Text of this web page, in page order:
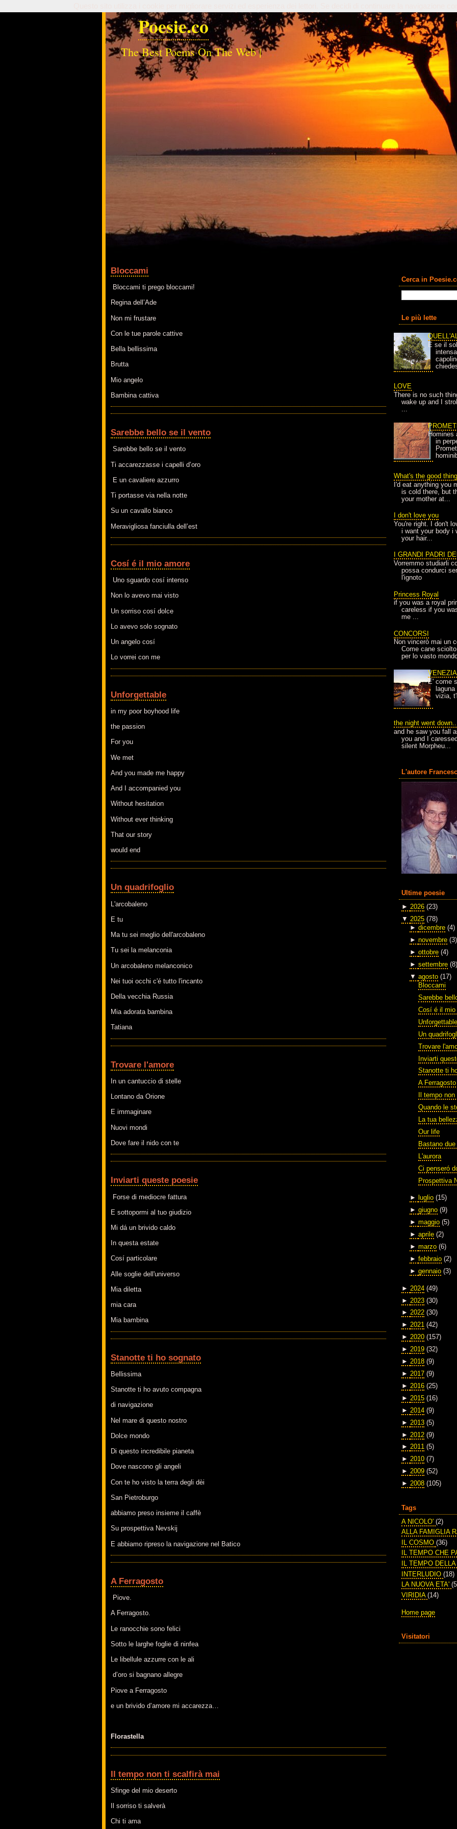
Poesie.co
The Best Poems On The Web |
Bloccami
Bloccami ti prego bloccami!
Regina dell’Ade
Non mi frustare
Con le tue parole cattive
Bella bellissima
Brutta
Mio angelo
Bambina cattiva
Sarebbe bello se il vento
Sarebbe bello se il vento
Ti accarezzasse i capelli d’oro
E un cavaliere azzurro
Ti portasse via nella notte
Su un cavallo bianco
Meravigliosa fanciulla dell’est
Cosí é il mio amore
Uno sguardo cosí intenso
Non lo avevo mai visto
Un sorriso cosí dolce
Lo avevo solo sognato
Un angelo cosí
Lo vorrei con me
Unforgettable
in my poor boyhood life
the passion
For you
We met
And you made me happy
And I accompanied you
Without hesitation
Without ever thinking
That our story
would end
Un quadrifoglio
L'arcobaleno
E tu
Ma tu sei meglio dell'arcobaleno
Tu sei la melanconia
Un arcobaleno melanconico
Nei tuoi occhi c'é tutto l'incanto
Della vecchia Russia
Mia adorata bambina
Tatiana
Trovare l'amore
In un cantuccio di stelle
Lontano da Orione
E immaginare
Nuovi mondi
Dove fare il nido con te
Inviarti queste poesie
Forse di mediocre fattura
E sottopormi al tuo giudizio
Mi dá un brivido caldo
In questa estate
Cosí particolare
Alle soglie dell'universo
Mia diletta
mia cara
Mia bambina
Stanotte ti ho sognato
Bellissima
Stanotte ti ho avuto compagna
di navigazione
Nel mare di questo nostro
Dolce mondo
Di questo incredibile pianeta
Dove nascono gli angeli
Con te ho visto la terra degli dèi
San Pietroburgo
abbiamo preso insieme il caffè
Su prospettiva Nevskij
E abbiamo ripreso la navigazione nel Batico
A Ferragosto
Piove.
A Ferragosto.
Le ranocchie sono felici
Sotto le larghe foglie di ninfea
Le libellule azzurre con le ali
d’oro si bagnano allegre
Piove a Ferragosto
e un brivido d’amore mi accarezza…
Florastella
Il tempo non ti scalfirà mai
Sfinge del mio deserto
Il sorriso ti salverà
Chi ti ama
Cerca in
Le più lette
E se il
LOVE
There is no such
wake up and I
...
Homines
in
What's the good
I'd eat anything you
is cold there, but
your mother at...
I don't love you
You're right. I don't
i want your body i
your hair...
I GRANDI PADRI
Vorremmo studiarli
possa condurci
l'ignoto
Princess Royal
if you was a royal
careless if you
me ...
CONCORSI
Non vincerò mai un
Come cane
per lo vasto
VENEZIA
E' come
vizia,
the night went down..
and he saw you fall
you and I
silent Morpheu...
L'autore
Ultime poesie
► 2026 (23)
▼ 2025 (78)
► dicembre (4)
► novembre (3)
► ottobre (4)
► settembre (8)
▼ agosto (17)
Bloccami
Sarebbe
Cosí é il mio
Unforgettable
Un
Trovare
Inviarti
Stanotte ti
A Ferragosto
Il tempo
Quando le
La tua
Our life
Bastano
L'aurora
Ci penseró
Prospettiva
► luglio (15)
► giugno (9)
► maggio (5)
► aprile (2)
► marzo (6)
► febbraio (2)
► gennaio (3)
► 2024 (49)
► 2023 (30)
► 2022 (30)
► 2021 (42)
► 2020 (157)
► 2019 (32)
► 2018 (9)
► 2017 (9)
► 2016 (25)
► 2015 (16)
► 2014 (9)
► 2013 (5)
► 2012 (9)
► 2011 (5)
► 2010 (7)
► 2009 (52)
► 2008 (105)
Tags
A NICOLO' (2)
ALLA FAMIGLIA
IL COSMO (36)
IL TEMPO CHE
IL TEMPO
INTERLUDIO (18)
LA NUOVA ETA'
VIRIDIA (14)
Home page
Visitatori